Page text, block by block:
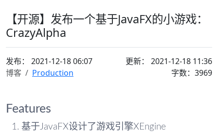
【开源】发布一个基于JavaFX的小游戏：
CrazyAlpha
发布： 2021-12-18 06:07
更新： 2021-12-18 11:36
博客
Production 字数：3969
Features
基于JavaFX设计了游戏引擎XEngine